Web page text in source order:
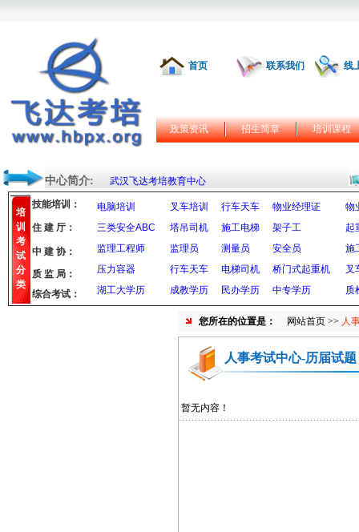
首页 联系我们 线
政策资讯 招生简章 培训课程
中心简介: 武汉飞达考培教育中心
培
训
考
试
分
类
技能培训： 电脑培训 叉车培训 行车天车 物业经理证
物
三类安全ABC
塔吊司机 施工电梯 架子工
起
监理工程师
监理员 测量员 安全员
施
压力容器
行车天车 电梯司机 桥门式起重机
叉
湖工大学历
成教学历 民办学历 中专学历 质
住 建 厅：
中 建 协：
质 监 局：
综合考试：
您所在的位置是： 网站首页 >> 人
人事考试中心-历届试题
暂无内容！